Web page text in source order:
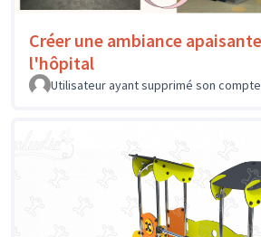
Créer une ambiance
l'hôpital
Utilisateur ayant supprimé son compte